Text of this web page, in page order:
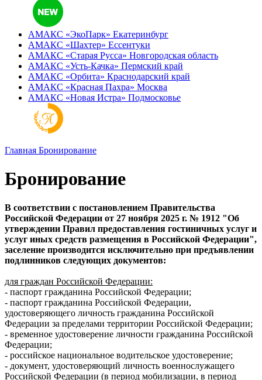
АМАКС «ЭкоПарк» Екатеринбург
АМАКС «‎Шахтер» Ессентуки
АМАКС «‎Старая Русса» Новгородская область
АМАКС «‎Усть-Качка» Пермский край
АМАКС «‎Орбита» Краснодарский край
АМАКС «‎Красная Пахра» Москва
АМАКС «‎Новая Истра» Подмосковье
Главная Бронирование
Бронирование
В соответствии с постановлением Правительства
Российской Федерации от 27 ноября 2025 г. № 1912 "Об
утверждении Правил предоставления гостиничных услуг и
услуг иных средств размещения в Российской Федерации",
заселение производится исключительно при предъявлении
подлинников следующих документов:
для граждан Российской Федерации:
- паспорт гражданина Российской Федерации;
- паспорт гражданина Российской Федерации,
удостоверяющего личность гражданина Российской
Федерации за пределами территории Российской Федерации;
- временное удостоверение личности гражданина Российской
Федерации;
- российское национальное водительское удостоверение;
- документ, удостоверяющий личность военнослужащего
Российской Федерации (в период мобилизации, в период